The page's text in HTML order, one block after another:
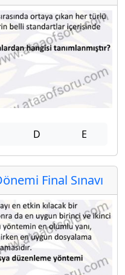
D E
Final Sınavı